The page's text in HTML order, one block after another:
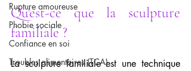
Rupture amoureuse
Phobie sociale
Confiance en soi
Troubles alimentaires (TCA)
Qu'est-ce que la sculpture
familiale ?
La sculpture familiale est une technique